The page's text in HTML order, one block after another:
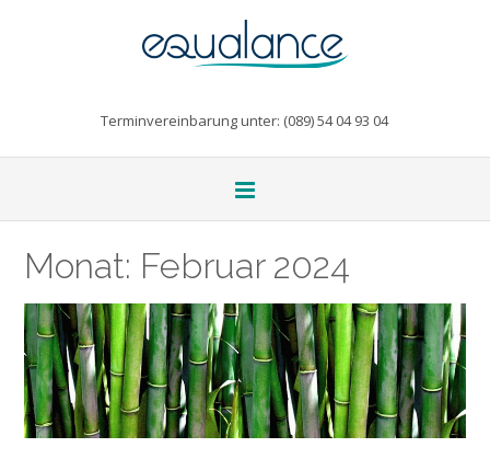
Terminvereinbarung unter: (089) 54 04 93 04
Monat: Februar 2024